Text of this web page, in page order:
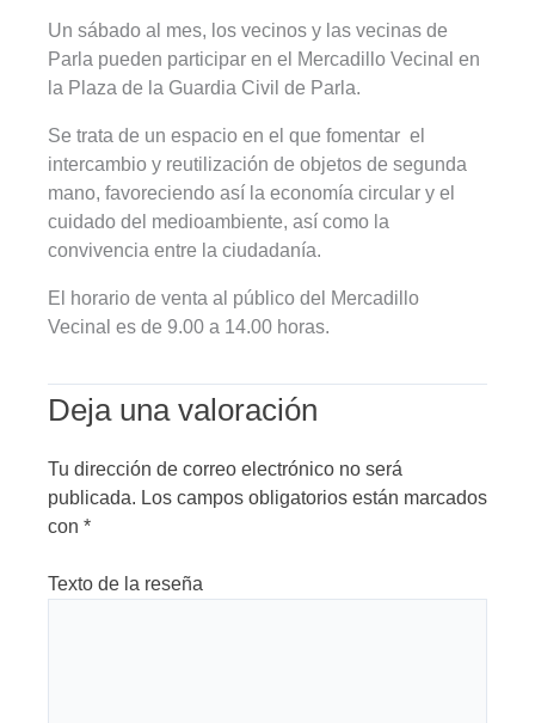
Un sábado al mes, los vecinos y las vecinas de
Parla pueden participar en el Mercadillo Vecinal en
la Plaza de la Guardia Civil de Parla.
Se trata de un espacio en el que fomentar el
intercambio y reutilización de objetos de segunda
mano, favoreciendo así la economía circular y el
cuidado del medioambiente, así como la
convivencia entre la ciudadanía.
El horario de venta al público del Mercadillo
Vecinal es de 9.00 a 14.00 horas.
Deja una valoración
Tu dirección de correo electrónico no será
publicada. Los campos obligatorios están marcados
con *
Texto de la reseña